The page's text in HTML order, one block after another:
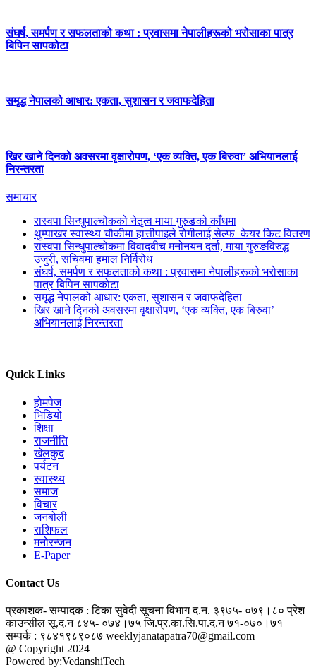
संघर्ष, समर्पण र सफलताको कथा : प्रवासमा नेपालीहरूको भरोसाका पात्र
बिपिन सापकोटा
समृद्ध नेपालको आधार: एकता, सुशासन र जवाफदेहिता
खिर खाने दिनको अवसरमा वृक्षारोपण, ‘एक व्यक्ति, एक बिरुवा’ अभियानलाई
निरन्तरता
समाचार
रास्वपा सिन्धुपाल्चोकको नेतृत्व माया गुरुङको काँधमा
थुम्पाखर स्वास्थ्य चौकीमा हात्तीपाइले रोगीलाई सेल्फ–केयर किट वितरण
रास्वपा सिन्धुपाल्चोकमा विवादबीच मनोनयन दर्ता, माया गुरुङविरुद्ध
उजुरी, सचिवमा हमाल निर्विरोध
संघर्ष, समर्पण र सफलताको कथा : प्रवासमा नेपालीहरूको भरोसाका
पात्र बिपिन सापकोटा
समृद्ध नेपालको आधार: एकता, सुशासन र जवाफदेहिता
खिर खाने दिनको अवसरमा वृक्षारोपण, ‘एक व्यक्ति, एक बिरुवा’
अभियानलाई निरन्तरता
Quick Links
होमपेज
भिडियो
शिक्षा
राजनीति
खेलकुद
पर्यटन
स्वास्थ्य
समाज
विचार
जनबोली
राशिफल
मनोरन्जन
E-Paper
Contact Us
प्रकाशक- सम्पादक : टिका सुवेदी सूचना विभाग द.न. ३९७५- ०७९।८० प्रेश
काउन्सील सू.द.न ८४५- ०७४।७५ जि.प्र.का.सि.पा.द.न ७१-०७०।७१
सम्पर्क : ९८४१९८९०८७ weeklyjanatapatra70@gmail.com
@ Copyright 2024
Powered by:VedanshiTech